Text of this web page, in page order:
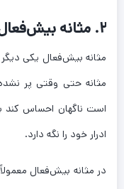
۲. مثانه بیش‌فعال
مثانه بیش‌فعال یکی دیگر
مثانه حتی وقتی پر
است ناگهان احساس کند
ادرار خود را نگه دارد.
در مثانه بیش‌فعال